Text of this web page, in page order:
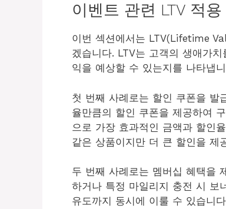
이벤트 관련 LTV 적
이번 섹션에서는 LTV(Lifetime
겠습니다. LTV는 고객의 생애가
익을 예상할 수 있는지를 나타냅
첫 번째 사례로는 할인 쿠폰을 발
율만큼의 할인 쿠폰을 제공하여
으로 가장 효과적인 금액과 할인
같은 상품이지만 더 큰 할인을 제
두 번째 사례로는 멤버십 혜택을
하거나 특정 마일리지 충전 시 보
유도까지 동시에 이룰 수 있습니